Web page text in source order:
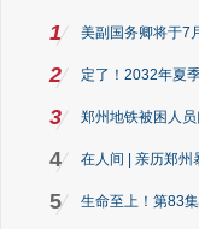
1 美副国务卿将于7
2 定了！2032年夏
3 郑州地铁被困人
4 在人间 | 亲历郑州
5 生命至上！第83